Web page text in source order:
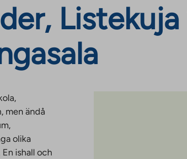
Listekuja
men ändå
olika
ishall och